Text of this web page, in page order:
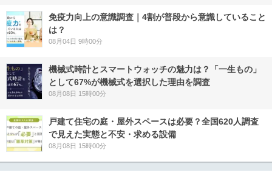
免疫力向上の意識調査｜4割が普段から意識していること
は？
08月04日 9時00分
機械式時計とスマートウォッチの魅力は？「一生もの」
として67%が機械式を選択した理由を調査
08月08日 15時00分
戸建て住宅の庭・屋外スペースは必要？全国620人調査
で見えた実態と不安・求める設備
08月08日 15時00分